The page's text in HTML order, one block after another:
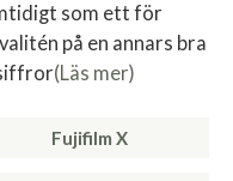
som ett för
på en annars bra
(Läs mer)
Fujifilm X